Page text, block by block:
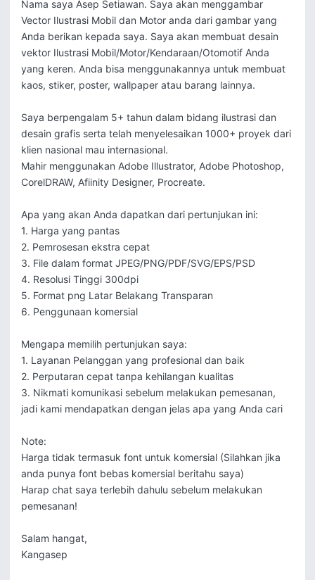
Nama saya Asep Setiawan. Saya akan menggambar
Vector Ilustrasi Mobil dan Motor anda dari gambar yang
Anda berikan kepada saya. Saya akan membuat desain
vektor Ilustrasi Mobil/Motor/Kendaraan/Otomotif Anda
yang keren. Anda bisa menggunakannya untuk membuat
kaos, stiker, poster, wallpaper atau barang lainnya.
Saya berpengalam 5+ tahun dalam bidang ilustrasi dan
desain grafis serta telah menyelesaikan 1000+ proyek dari
klien nasional mau internasional.
Mahir menggunakan Adobe Illustrator, Adobe Photoshop,
CorelDRAW, Afiinity Designer, Procreate.
Apa yang akan Anda dapatkan dari pertunjukan ini:
1. Harga yang pantas
2. Pemrosesan ekstra cepat
3. File dalam format JPEG/PNG/PDF/SVG/EPS/PSD
4. Resolusi Tinggi 300dpi
5. Format png Latar Belakang Transparan
6. Penggunaan komersial
Mengapa memilih pertunjukan saya:
1. Layanan Pelanggan yang profesional dan baik
2. Perputaran cepat tanpa kehilangan kualitas
3. Nikmati komunikasi sebelum melakukan pemesanan,
jadi kami mendapatkan dengan jelas apa yang Anda cari
Note:
Harga tidak termasuk font untuk komersial (Silahkan jika
anda punya font bebas komersial beritahu saya)
Harap chat saya terlebih dahulu sebelum melakukan
pemesanan!
Salam hangat,
Kangasep